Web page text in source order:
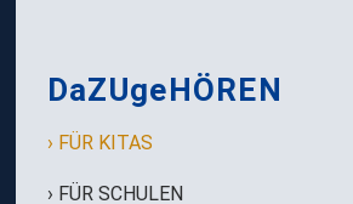
DaZUgeHÖREN
FÜR KITAS
FÜR SCHULEN